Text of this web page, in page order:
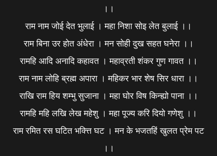
।।
राम नाम जोई देत भुलाई । महा निशा सोइ लेत बुलाई ।।
राम बिना उर होत अंधेरा । मन सोही दुख सहत घनेरा ।।
रामहि आदि अनादि कहावत । महाव्रती शंकर गुण गावत ।।
राम नाम लोहि ब्रह्म अपारा । महिकर भार शेष सिर धारा ।।
राखि राम हिय शम्भु सुजाना । महा घोर विष किन्ह्यो पाना ।।
रामहि महि लखि लेख महेशु । महा पूज्य करि दियो गणेशु ।।
राम रमित रस घटित भक्त्ति घट । मन के भजतहिं खुलत प्रेम पट
।।